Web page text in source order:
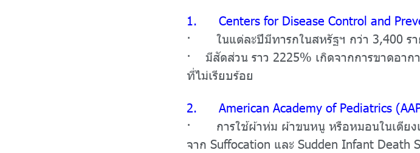
1. Centers for Disease Control and
· ในแต่ละปีมีทารกในสหรัฐฯ กว่า 3,400 ร
· มีสัดส่วน ราว 2225% เกิดจากการขาดอา
ที่ไม่เรียบร้อย
2. American Academy of Pediatrics
· การใช้ผ้าห่ม ผ้าขนหนู หรือหมอนในเตียง
จาก Suffocation และ Sudden Infant Death